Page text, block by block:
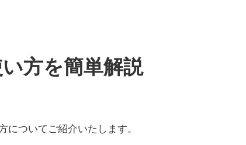
方を簡単解説
ついてご紹介いたします。